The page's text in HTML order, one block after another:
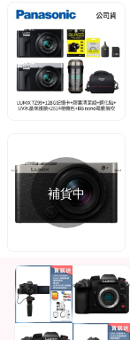
補貨中